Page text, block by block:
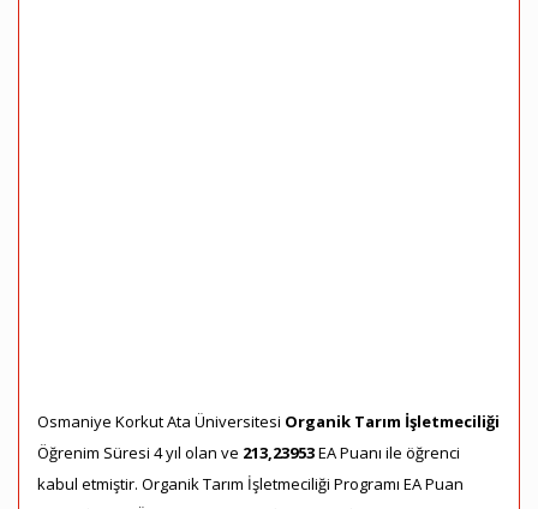
Osmaniye Korkut Ata Üniversitesi Organik Tarım İşletmeciliği
Öğrenim Süresi 4 yıl olan ve 213,23953EA Puanı ile öğrenci
kabul etmiştir. Organik Tarım İşletmeciliği Programı EA Puan